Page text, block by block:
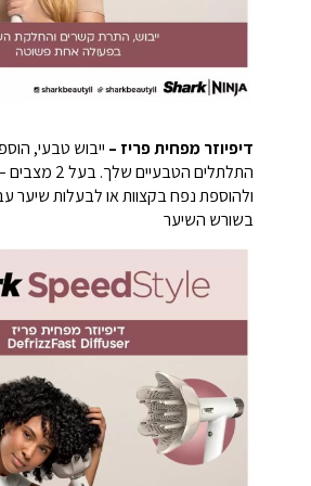
דיפיוזר מפחית פריז – ייבוש טבעי,
התלתלים
ולהוספת נפח בקצוות או לבעלות שיער
בשורש השיער